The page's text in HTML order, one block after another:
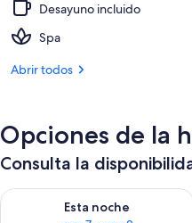
Desayuno incluido
Spa
Abrir todos
Opciones de la
Consulta la
Esta noche
Consulta la disponibilidad